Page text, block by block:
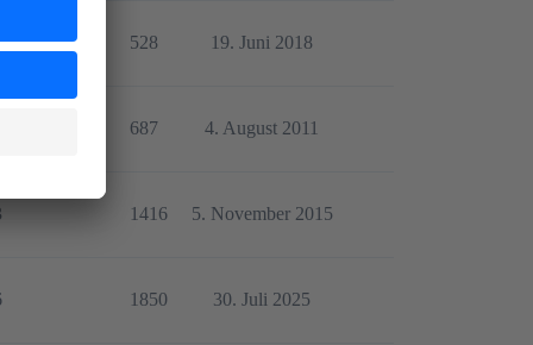
528 19. Juni 2018
687 4. August 2011
1416 5. November 2015
1850 30. Juli 2025